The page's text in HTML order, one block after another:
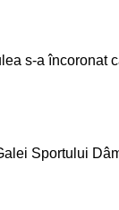
s-a încoronat
Sportului